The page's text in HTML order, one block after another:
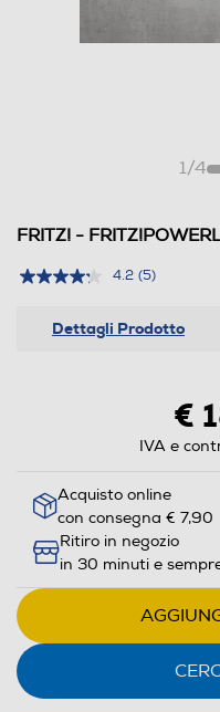
1/4
FRITZ! -
4.2 (5)
Dettagli Prodotto
€
IVA e
Acquisto online
con consegna € 7,90
Ritiro in negozio
in 30 minuti e